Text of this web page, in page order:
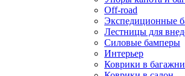
Off-road
Экспедиционные
Лестницы для
Силовые бамперы
Интерьер
Коврики в